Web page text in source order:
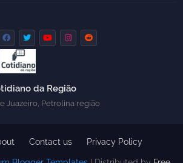
da Região
Juazeiro, Petrolina região
Contact us Privacy Policy